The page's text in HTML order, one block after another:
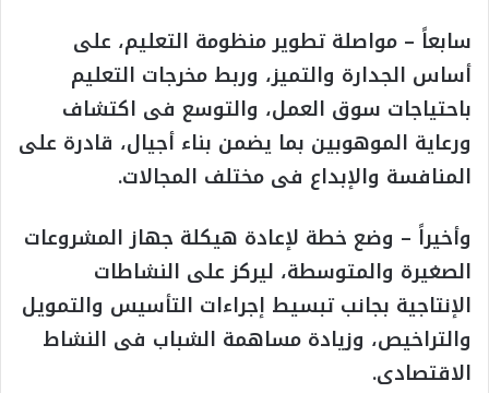
سابعاً – مواصلة تطوير منظومة التعليم، على
أساس الجدارة والتميز، وربط مخرجات التعليم
باحتياجات سوق العمل، والتوسع فى اكتشاف
ورعاية الموهوبين بما يضمن بناء أجيال، قادرة على
المنافسة والإبداع فى مختلف المجالات.
وأخيراً – وضع خطة لإعادة هيكلة جهاز المشروعات
الصغيرة والمتوسطة، ليركز على النشاطات
الإنتاجية بجانب تبسيط إجراءات التأسيس والتمويل
والتراخيص، وزيادة مساهمة الشباب فى النشاط
الاقتصادى.